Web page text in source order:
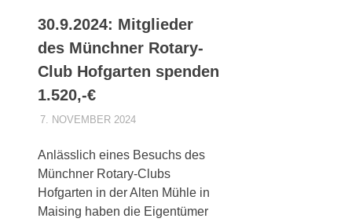
30.9.2024: Mitglieder
des Münchner Rotary-
Club Hofgarten spenden
1.520,-€
7. NOVEMBER 2024MAIKI_ADMIN
ALLGEMEINES
Anlässlich eines Besuchs des
Münchner Rotary-Clubs
Hofgarten in der Alten Mühle in
Maising haben die Eigentümer